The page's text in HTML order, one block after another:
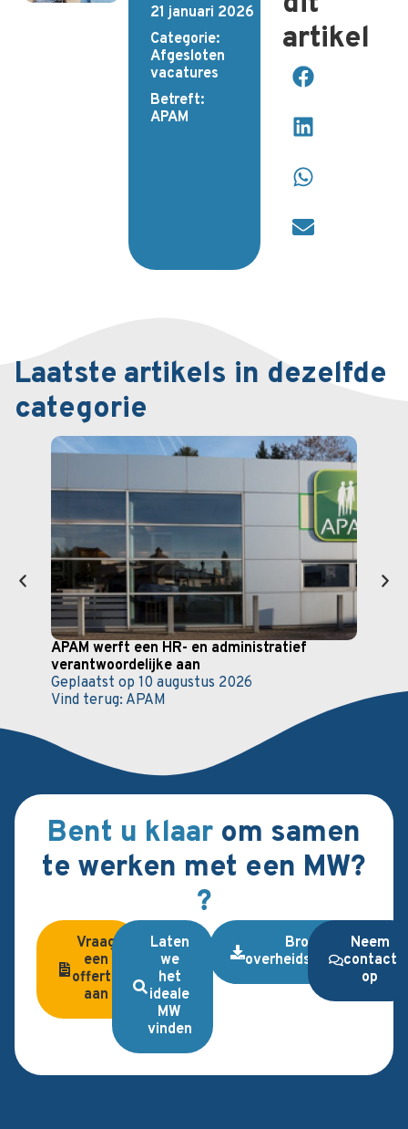
21 januari 2026
Categorie:
Afgesloten
vacatures
Betreft:
APAM
artikel
Laatste artikels in dezelfde
categorie
APAM werft een HR- en administratief
verantwoordelijke aan
Geplaatst op 10 augustus 2026
Vind terug: APAM
Bent u klaar om samen
te werken met een MW?
?
Vraag
een
offerte
aan
Laten
we
het
ideale
MW
vinden
Brochure
overheidsopdrachten
Neem
contact
op